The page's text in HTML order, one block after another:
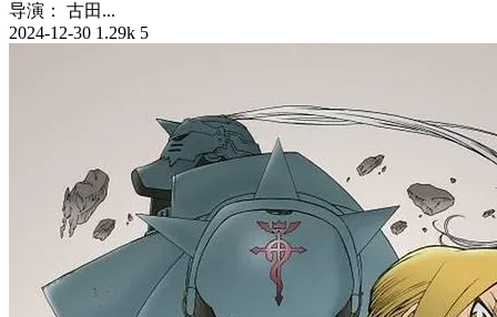
导演： 古田...
2024-12-30 1.29k 5